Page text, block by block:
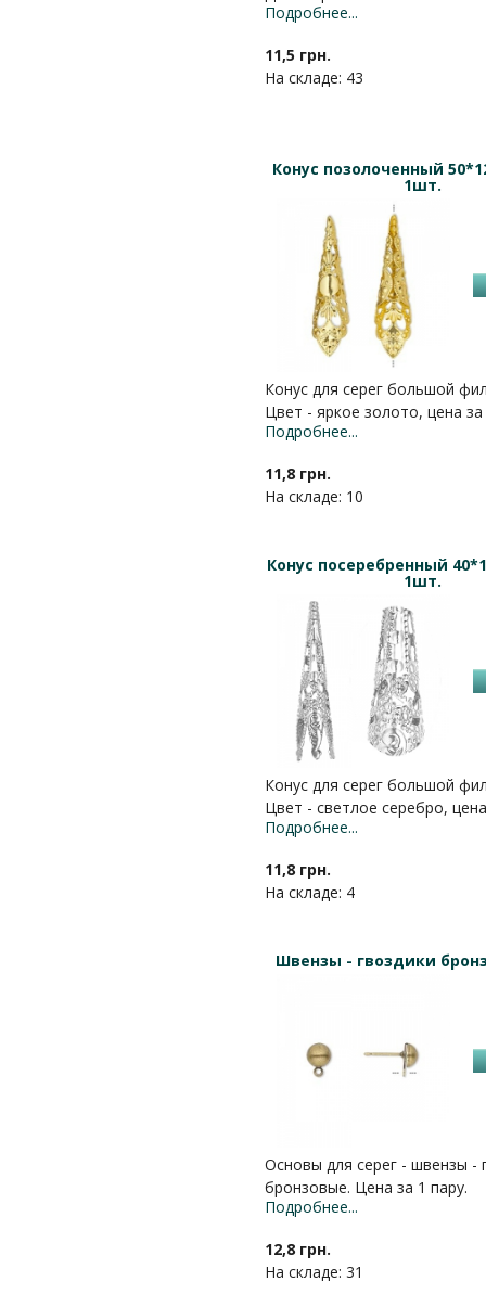
Подробнее...
11,5 грн.
На складе: 43
Конус позолоченный
1шт.
Конус для серег большой
Цвет - яркое золото, цена
Подробнее...
11,8 грн.
На складе: 10
Конус посеребренный
1шт.
Конус для серег большой
Цвет - светлое серебро,
Подробнее...
11,8 грн.
На складе: 4
Швензы - гвоздики
Основы для серег - швензы -
бронзовые. Цена за 1 пару.
Подробнее...
12,8 грн.
На складе: 31